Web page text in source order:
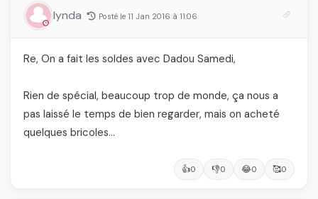
lynda Posté le 11 Jan 2016 à 11:06
Re, On a fait les soldes avec Dadou Samedi,
Rien de spécial, beaucoup trop de monde, ça nous a
pas laissé le temps de bien regarder, mais on acheté
quelques bricoles…
👍0 👎0 😂0 🥰0